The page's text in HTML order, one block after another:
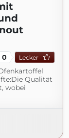
0 Lecker
Qualität
wobei